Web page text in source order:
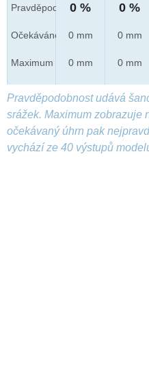
Pravděpod.
Očekáváno
Maximum
0 %
0 mm
0 mm
0 %
0 mm
0 mm
Pravděpodobnost udává
srážek. Maximum zobrazuje
očekávaný úhrn pak
vychází ze 40 výstupů